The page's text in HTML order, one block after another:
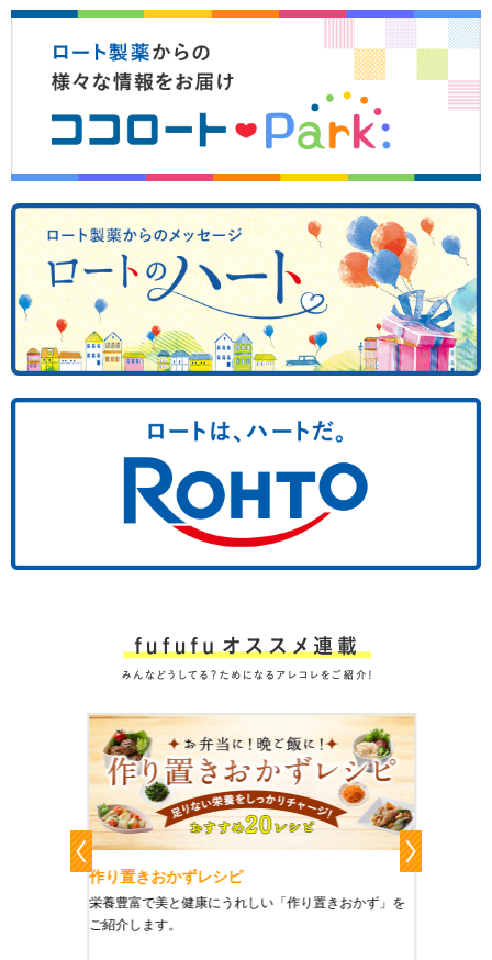
作り置きおかずレシピ
栄養豊富で美と健康にうれしい「作り置きおかず」を
ご紹介します。